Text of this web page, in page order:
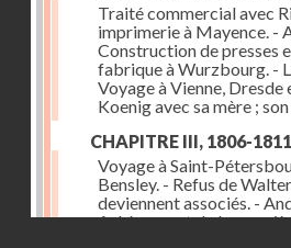
Traité commercial avec
imprimerie à Mayence. -
Construction de presses
fabrique à Wurzbourg. -
Voyage à Vienne,
Koenig avec sa mère ;
CHAPITRE III, 1806-1811
Voyage à Saint-
Bensley. - Refus de
deviennent associés. -
Achèvement de la